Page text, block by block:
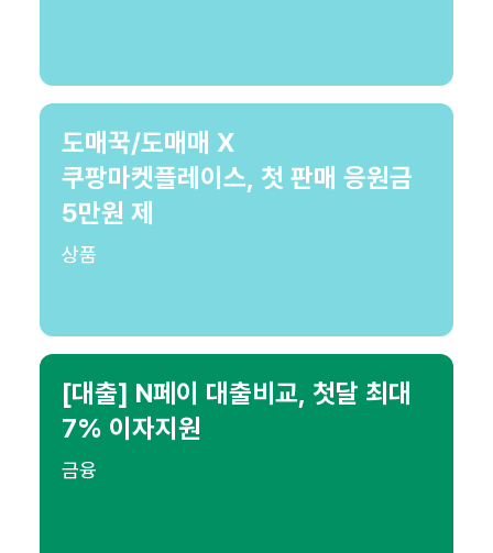
도매꾹/도매매 X
쿠팡마켓플레이스, 첫 판매 응원금
5만원 제
상품
[대출] N페이 대출비교, 첫달 최대
7% 이자지원
금융